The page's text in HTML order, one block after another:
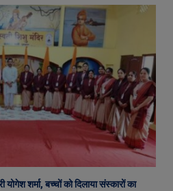
शर्मा, बच्चों को दिलाया संस्कारों का